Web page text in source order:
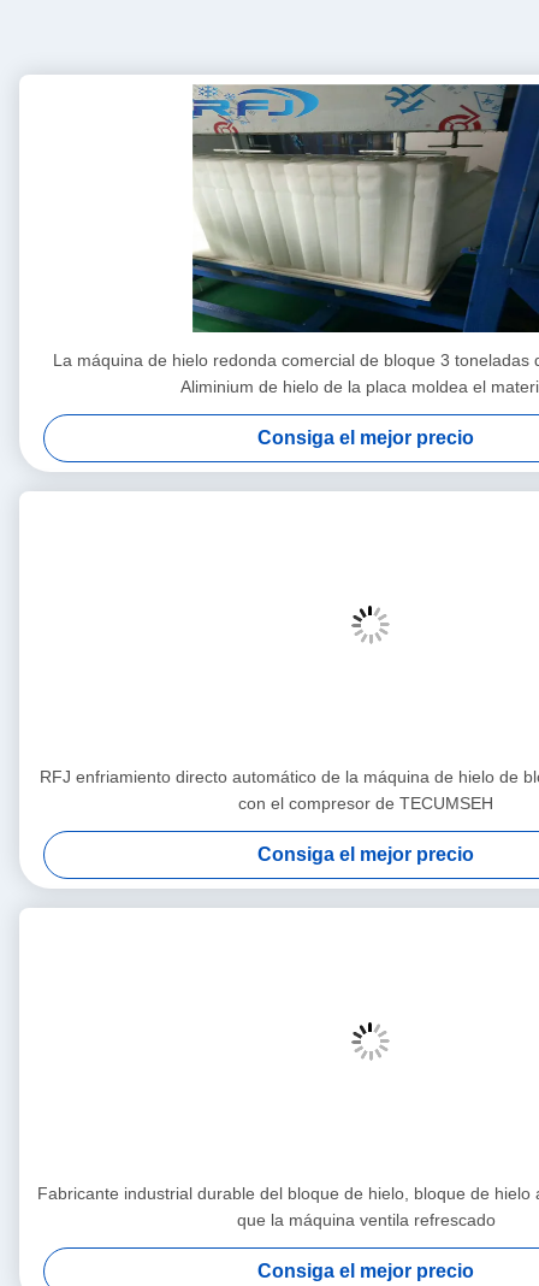
La máquina de hielo redonda comercial de bloque 3 toneladas
Aliminium de hielo de la placa moldea el
Consiga el mejor precio
RFJ enfriamiento directo automático de la máquina de hielo de
con el compresor de TECUMSEH
Consiga el mejor precio
Fabricante industrial durable del bloque de hielo, bloque de hielo
que la máquina ventila refrescado
Consiga el mejor precio